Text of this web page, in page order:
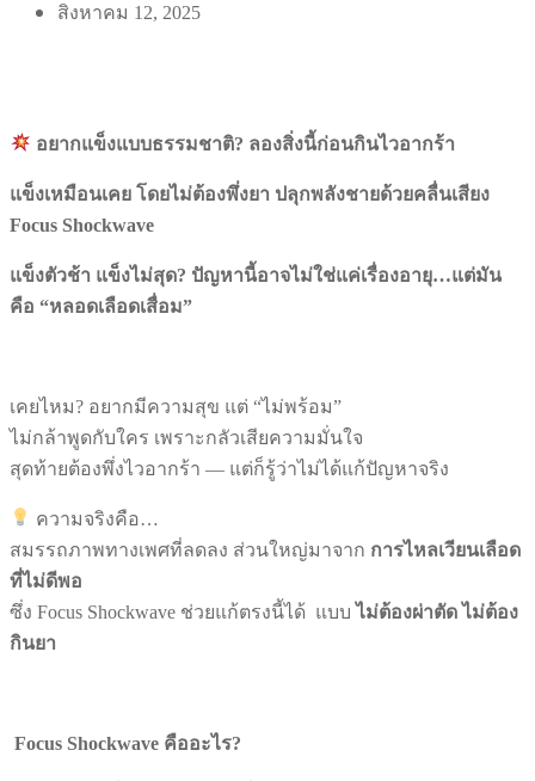
สิงหาคม 12, 2025
อยากแข็งแบบธรรมชาติ? ลองสิ่งนี้ก่อนกินไวอากร้า
แข็งเหมือนเคย โดยไม่ต้องพึ่งยา ปลุกพลังชายด้วยคลื่นเสียง
Focus Shockwave
แข็งตัวช้า แข็งไม่สุด? ปัญหานี้อาจไม่ใช่แค่เรื่องอายุ…แต่มัน
คือ “หลอดเลือดเสื่อม”
เคยไหม? อยากมีความสุข แต่ “ไม่พร้อม”
ไม่กล้าพูดกับใคร เพราะกลัวเสียความมั่นใจ
สุดท้ายต้องพึ่งไวอากร้า — แต่ก็รู้ว่าไม่ได้แก้ปัญหาจริง
ความจริงคือ…
สมรรถภาพทางเพศที่ลดลง ส่วนใหญ่มาจาก การไหลเวียนเลือด
ที่ไม่ดีพอ
ซึ่ง Focus Shockwave ช่วยแก้ตรงนี้ได้ แบบไม่ต้องผ่าตัด ไม่ต้อง
กินยา
Focus Shockwave คืออะไร?